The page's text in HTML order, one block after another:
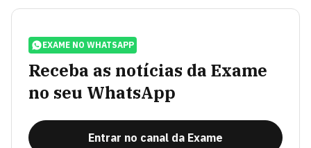
EXAME NO WHATSAPP
Receba as notícias da Exame
no seu WhatsApp
Entrar no canal da Exame